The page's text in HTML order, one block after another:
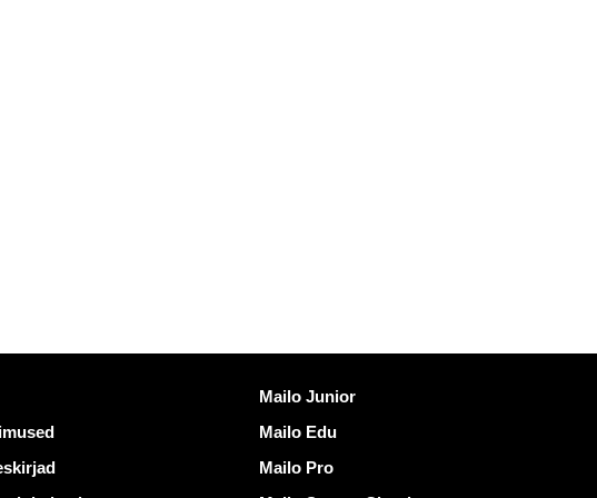
Avastama Mailo
Mailo Junior
Mailo Edu
Mailo Pro